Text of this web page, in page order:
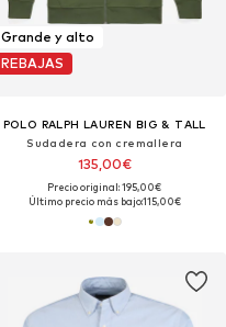
Grande y alto
REBAJAS
POLO RALPH LAUREN BIG & TALL
Sudadera con cremallera
135,00€
Precio original: 195,00€
Último precio más bajo:115,00€